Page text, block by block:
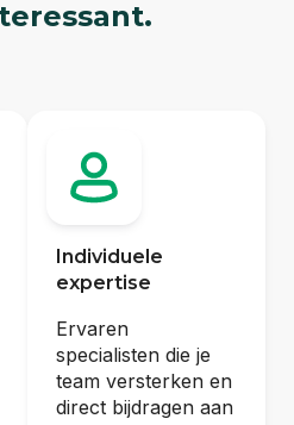
Individuele
expertise
Ervaren
specialisten die je
team versterken en
direct bijdragen aan